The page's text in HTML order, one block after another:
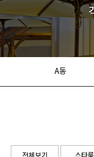
A동
전체보기 스타룸